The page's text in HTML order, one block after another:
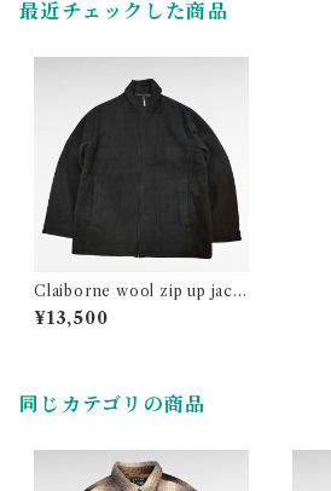
最近チェックした商品
Claiborne wool zip up jack
et
¥13,500
同じカテゴリの商品